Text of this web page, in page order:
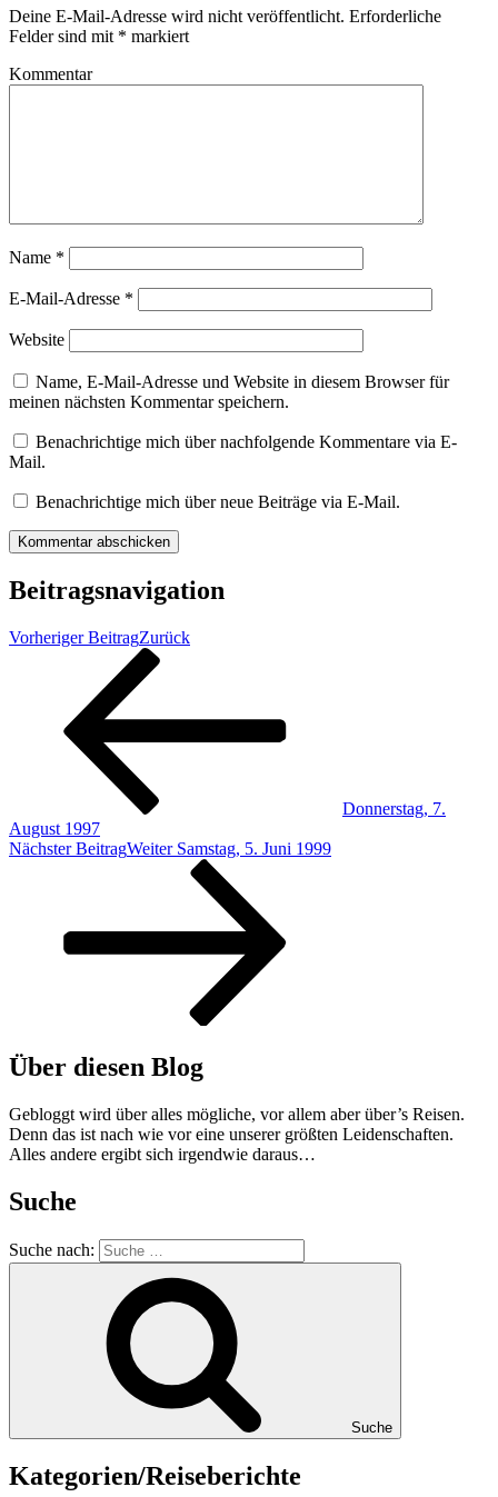
Deine E-Mail-Adresse wird nicht veröffentlicht. Erforderliche
Felder sind mit * markiert
Kommentar
Name *
E-Mail-Adresse *
Website
Name, E-Mail-Adresse und Website in diesem Browser für
meinen nächsten Kommentar speichern.
Benachrichtige mich über nachfolgende Kommentare via E-
Mail.
Benachrichtige mich über neue Beiträge via E-Mail.
Beitragsnavigation
Vorheriger BeitragZurück
Donnerstag, 7.
August 1997
Nächster BeitragWeiter Samstag, 5. Juni 1999
Über diesen Blog
Gebloggt wird über alles mögliche, vor allem aber über’s Reisen.
Denn das ist nach wie vor eine unserer größten Leidenschaften.
Alles andere ergibt sich irgendwie daraus…
Suche
Suche nach:
Suche
Kategorien/Reiseberichte